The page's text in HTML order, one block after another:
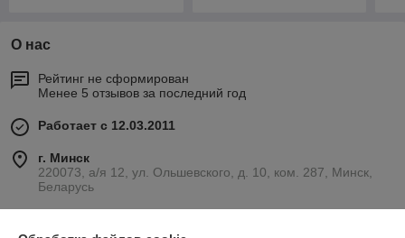
О нас
Рейтинг не сформирован
Менее 5 отзывов за последний год
Работает с 12.03.2011
г. Минск
220073, а/я 12, ул. Ольшевского, д. 10, ком. 287, Минск,
Беларусь